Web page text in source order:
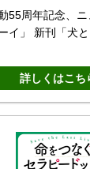
55周年記念、
イ」 新刊「犬
詳しくはこち